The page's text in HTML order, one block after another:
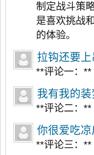
制定战斗策
是喜欢挑战
的体验。
拉钩还要上
**评论一：**
我有我的装
**评论二：**
你很爱吃凉
**评论三：**